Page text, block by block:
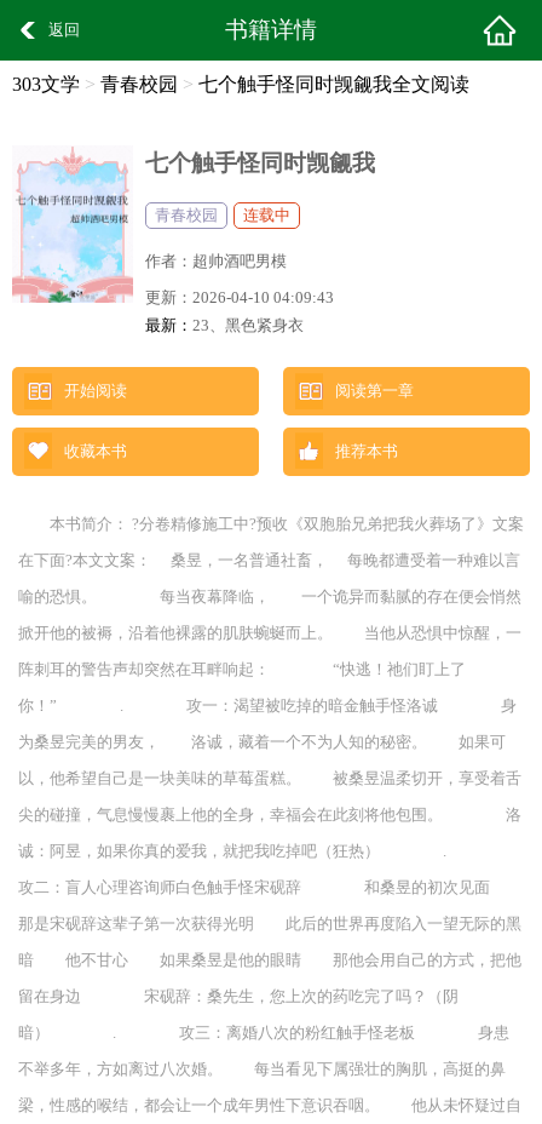
返回 书籍详情
303文学 > 青春校园 > 七个触手怪同时觊觎我全文阅读
七个触手怪同时觊觎我
青春校园 连载中
作者： 超帅酒吧男模
更新： 2026-04-10 04:09:43
最新： 23、黑色紧身衣
开始阅读 阅读第一章
收藏本书 推荐本书
本书简介： ?分卷精修施工中?预收《双胞胎兄弟把我火葬场了》文案
在下面?本文文案： 桑昱，一名普通社畜， 每晚都遭受着一种难以言
喻的恐惧。 每当夜幕降临， 一个诡异而黏腻的存在便会悄然
掀开他的被褥，沿着他裸露的肌肤蜿蜒而上。 当他从恐惧中惊醒，一
阵刺耳的警告声却突然在耳畔响起： “快逃！祂们盯上了
你！” . 攻一：渴望被吃掉的暗金触手怪洛诚 身
为桑昱完美的男友， 洛诚，藏着一个不为人知的秘密。 如果可
以，他希望自己是一块美味的草莓蛋糕。 被桑昱温柔切开，享受着舌
尖的碰撞，气息慢慢裹上他的全身，幸福会在此刻将他包围。 洛
诚：阿昱，如果你真的爱我，就把我吃掉吧（狂热） .
攻二：盲人心理咨询师白色触手怪宋砚辞 和桑昱的初次见面
那是宋砚辞这辈子第一次获得光明 此后的世界再度陷入一望无际的黑
暗 他不甘心 如果桑昱是他的眼睛 那他会用自己的方式，把他
留在身边 宋砚辞：桑先生，您上次的药吃完了吗？（阴
暗） . 攻三：离婚八次的粉红触手怪老板 身患
不举多年，方如离过八次婚。 每当看见下属强壮的胸肌，高挺的鼻
梁，性感的喉结，都会让一个成年男性下意识吞咽。 他从未怀疑过自